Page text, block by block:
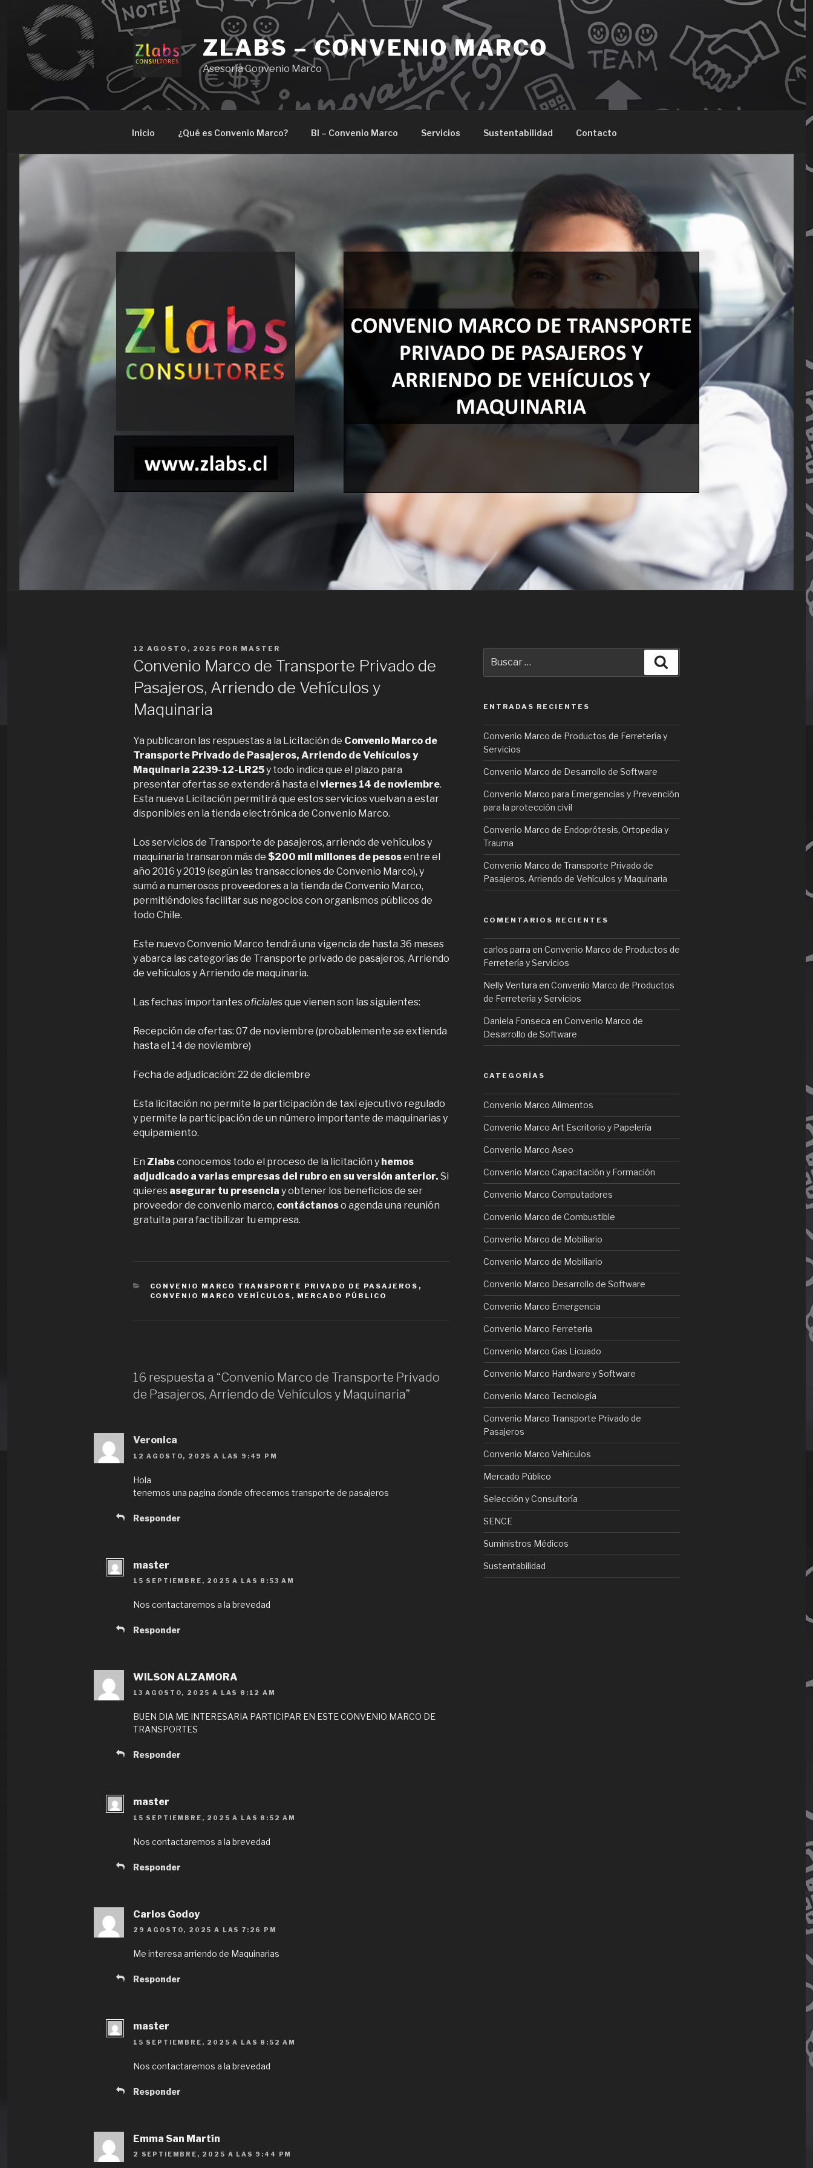
contenido
ZLABS – CONVENIO MARCO
Asesoría Convenio Marco
Inicio ¿Qué es Convenio Marco? BI – Convenio Marco Servicios Sustentabilidad Contacto
PUBLICADO
EN
12 AGOSTO, 2025 POR MASTER
Convenio Marco de Transporte Privado de
Pasajeros, Arriendo de Vehículos y
Maquinaria
Ya publicaron las respuestas a la Licitación de Convenio Marco de
Transporte Privado de Pasajeros, Arriendo de Vehículos y
Maquinaria 2239-12-LR25y todo indica que el plazo para
presentar ofertas se extenderá hasta el viernes 14 de noviembre.
Esta nueva Licitación permitirá que estos servicios vuelvan a estar
disponibles en la tienda electrónica de Convenio Marco.
Los servicios de Transporte de pasajeros, arriendo de vehículos y
maquinaria transaron más de $200 mil millones de pesosentre el
año 2016 y 2019 (según las transacciones de Convenio Marco), y
sumó a numerosos proveedores a la tienda de Convenio Marco,
permitiéndoles facilitar sus negocios con organismos públicos de
todo Chile.
Este nuevo Convenio Marco tendrá una vigencia de hasta 36 meses
y abarca las categorías de Transporte privado de pasajeros, Arriendo
de vehículos y Arriendo de maquinaria.
Las fechas importantesoficialesque vienen son las siguientes:
Recepción de ofertas: 07 de noviembre (probablemente se extienda
hasta el 14 de noviembre)
Fecha de adjudicación: 22 de diciembre
Esta licitación no permite la participación de taxi ejecutivo regulado
y permite la participación de un número importante de maquinarias y
equipamiento.
En Zlabsconocemos todo el proceso de la licitación y hemos
adjudicado a varias empresas del rubro en su versión anterior. Si
quieres asegurar tu presencia y obtener los beneficios de ser
proveedor de convenio marco, contáctanoso agenda una reunión
gratuita para factibilizar tu empresa.
CATEGORÍAS
CONVENIO MARCO TRANSPORTE PRIVADO DE PASAJEROS ,
CONVENIO MARCO VEHÍCULOS , MERCADO PÚBLICO
16 respuesta a “Convenio Marco de Transporte Privado
de Pasajeros, Arriendo de Vehículos y Maquinaria”
Veronica
12 AGOSTO, 2025 A LAS 9:49 PM
Hola
tenemos una pagina donde ofrecemos transporte de pasajeros
Responder
master
15 SEPTIEMBRE, 2025 A LAS 8:53 AM
Nos contactaremos a la brevedad
Responder
WILSON ALZAMORA
13 AGOSTO, 2025 A LAS 8:12 AM
BUEN DIA ME INTERESARIA PARTICIPAR EN ESTE CONVENIO MARCO DE
TRANSPORTES
Responder
master
15 SEPTIEMBRE, 2025 A LAS 8:52 AM
Nos contactaremos a la brevedad
Responder
Carlos Godoy
29 AGOSTO, 2025 A LAS 7:26 PM
Me interesa arriendo de Maquinarias
Responder
master
15 SEPTIEMBRE, 2025 A LAS 8:52 AM
Nos contactaremos a la brevedad
Responder
Emma San Martín
2 SEPTIEMBRE, 2025 A LAS 9:44 PM
por:
ENTRADAS RECIENTES
Convenio Marco de Productos de Ferretería y
Servicios
Convenio Marco de Desarrollo de Software
Convenio Marco para Emergencias y Prevención
para la protección civil
Convenio Marco de Endoprótesis, Ortopedia y
Trauma
Convenio Marco de Transporte Privado de
Pasajeros, Arriendo de Vehículos y Maquinaria
COMENTARIOS RECIENTES
carlos parra en Convenio Marco de Productos de
Ferretería y Servicios
Nelly Ventura en Convenio Marco de Productos
de Ferretería y Servicios
Daniela Fonseca en Convenio Marco de
Desarrollo de Software
CATEGORÍAS
Convenio Marco Alimentos
Convenio Marco Art Escritorio y Papelería
Convenio Marco Aseo
Convenio Marco Capacitación y Formación
Convenio Marco Computadores
Convenio Marco de Combustible
Convenio Marco de Mobiliario
Convenio Marco de Mobiliario
Convenio Marco Desarrollo de Software
Convenio Marco Emergencia
Convenio Marco Ferreteria
Convenio Marco Gas Licuado
Convenio Marco Hardware y Software
Convenio Marco Tecnología
Convenio Marco Transporte Privado de
Pasajeros
Convenio Marco Vehículos
Mercado Público
Selección y Consultoría
SENCE
Suministros Médicos
Sustentabilidad